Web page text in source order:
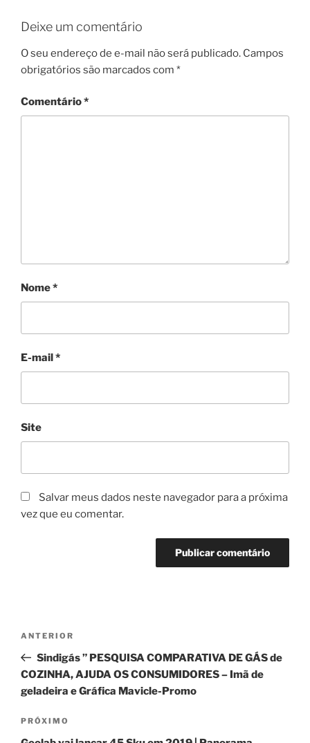
Deixe um comentário
O seu endereço de e-mail não será publicado. Campos
obrigatórios são marcados com *
Comentário*
Nome*
E-mail*
Site
Salvar meus dados neste navegador para a próxima
vez que eu comentar.
Post
Post
anterior
ANTERIOR
Sindigás ” PESQUISA COMPARATIVA DE GÁS de
COZINHA, AJUDA OS CONSUMIDORES – Imã de
geladeira e Gráfica Mavicle-Promo
Próximo
post
PRÓXIMO